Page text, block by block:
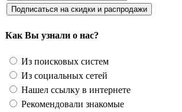
Как Вы узнали о нас?
Из поисковых систем
Из социальных сетей
Нашел ссылку в интернете
Рекомендовали знакомые